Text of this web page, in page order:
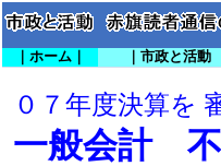
｜ホーム｜ ｜市政と活
０７年度決算を
一般会計 不